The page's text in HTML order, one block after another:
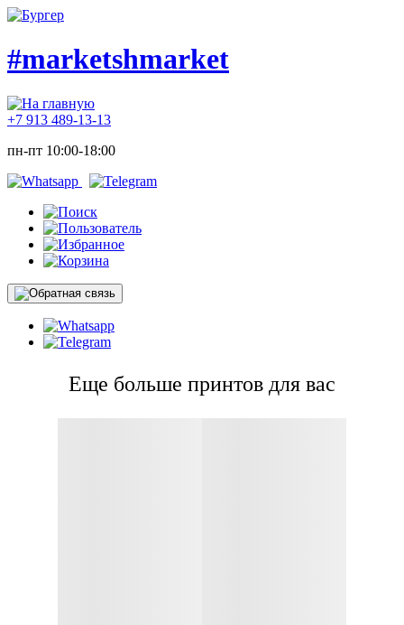
#marketshmarket
+7 913 489-13-13
пн-пт 10:00-18:00
Еще больше принтов для вас